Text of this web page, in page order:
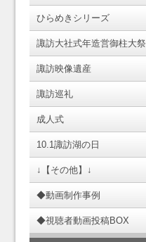
ひらめきシリーズ
諏訪大社式年造営御柱大祭
諏訪映像遺産
諏訪巡礼
成人式
10.1諏訪湖の日
↓【その他】↓
◆動画制作事例
◆視聴者動画投稿BOX